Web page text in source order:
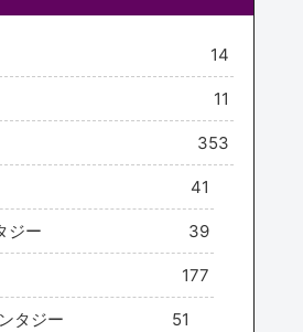
14
11
353
41
ジー 39
177
タジー 51